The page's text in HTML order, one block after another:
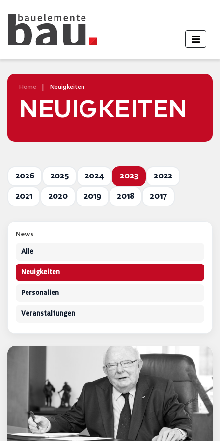
Home Neuigkeiten
NEUIGKEITEN
2026 2025 2024 2023 2022
2021 2020 2019 2018 2017
News
Alle
Neuigkeiten
Personalien
Veranstaltungen